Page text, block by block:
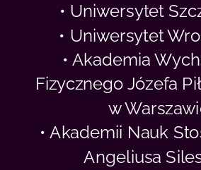
• Uniwersytet
• Uniwersytet
• Akademia
Fizycznego Józefa
w
• Akademii Nauk
Angeliusa